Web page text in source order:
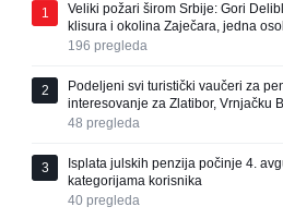
1
Veliki požari širom Srbije: Gori
klisura i okolina Zaječara, jedna
196 pregleda
2
Podeljeni svi turistički vaučeri za
interesovanje za Zlatibor, Vrnjačku
48 pregleda
3
Isplata julskih penzija počinje 4.
kategorijama korisnika
40 pregleda